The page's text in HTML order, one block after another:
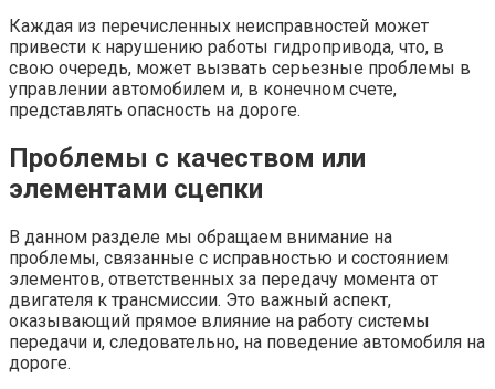
Каждая из перечисленных неисправностей может
привести к нарушению работы гидропривода, что, в
свою очередь, может вызвать серьезные проблемы в
управлении автомобилем и, в конечном счете,
представлять опасность на дороге.
Проблемы с качеством или
элементами сцепки
В данном разделе мы обращаем внимание на
проблемы, связанные с исправностью и состоянием
элементов, ответственных за передачу момента от
двигателя к трансмиссии. Это важный аспект,
оказывающий прямое влияние на работу системы
передачи и, следовательно, на поведение автомобиля на
дороге.